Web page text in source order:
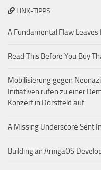
LINK-TIPPS
A Fundamental Flaw
Read This Before You Buy
Mobilisierung gegen
Initiativen rufen zu einer
Konzert in Dorstfeld auf
A Missing Underscore Sent
Building an AmigaOS